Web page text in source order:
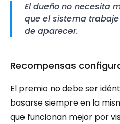
El dueño no necesita
que el sistema
de aparecer.
Recompensas
El premio no debe ser
basarse siempre en la
que funcionan mejor por